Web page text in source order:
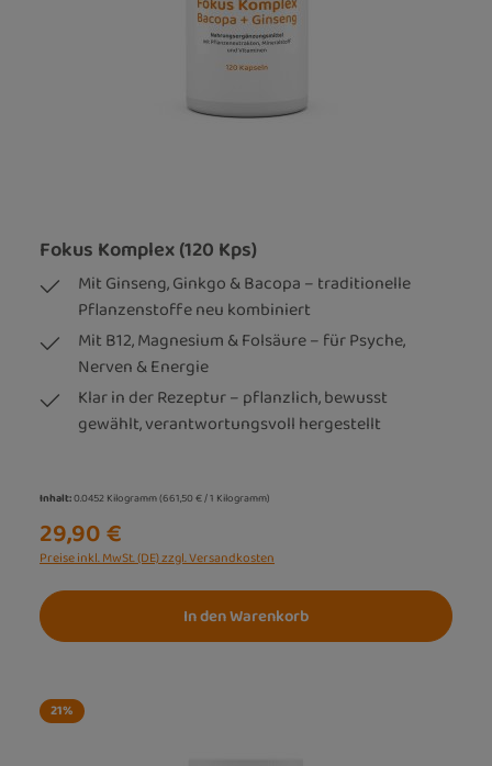
Fokus Komplex (120 Kps)
Mit Ginseng, Ginkgo & Bacopa – traditionelle
Pflanzenstoffe neu kombiniert
Mit B12, Magnesium & Folsäure – für Psyche,
Nerven & Energie
Klar in der Rezeptur – pflanzlich, bewusst
gewählt, verantwortungsvoll hergestellt
Inhalt:0.0452 Kilogramm(661,50 € / 1 Kilogramm)
29,90 €
Preise inkl. MwSt. (DE) zzgl. Versandkosten
In den Warenkorb
21%